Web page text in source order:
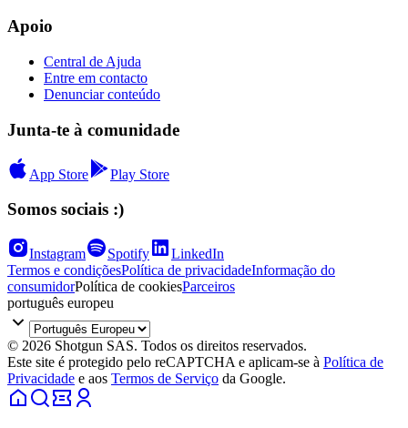
Apoio
Central de Ajuda
Entre em contacto
Denunciar conteúdo
Junta-te à comunidade
App Store Play Store
Somos sociais :)
Instagram Spotify
LinkedIn
Termos e condiçõesPolítica de privacidadeInformação do
consumidorPolítica de cookiesParceiros
português europeu
© 2026 Shotgun SAS. Todos os direitos reservados.
Este site é protegido pelo reCAPTCHA e aplicam-se à Política de
Privacidade e aos Termos de Serviço da Google.